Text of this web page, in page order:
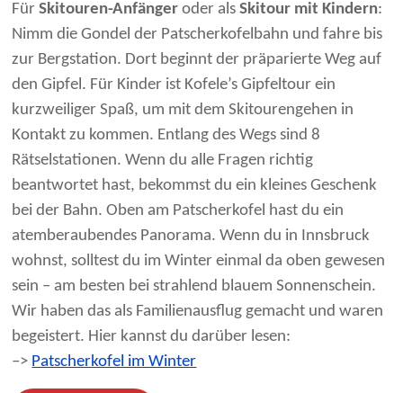
FürSkitouren-Anfänger oder alsSkitour mit Kindern:
Nimm die Gondel der Patscherkofelbahn und fahre bis
zur Bergstation. Dort beginnt der präparierte Weg auf
den Gipfel. Für Kinder ist Kofele’s Gipfeltour ein
kurzweiliger Spaß, um mit dem Skitourengehen in
Kontakt zu kommen. Entlang des Wegs sind 8
Rätselstationen. Wenn du alle Fragen richtig
beantwortet hast, bekommst du ein kleines Geschenk
bei der Bahn. Oben am Patscherkofel hast du ein
atemberaubendes Panorama. Wenn du in Innsbruck
wohnst, solltest du im Winter einmal da oben gewesen
sein – am besten bei strahlend blauem Sonnenschein.
Wir haben das als Familienausflug gemacht und waren
begeistert. Hier kannst du darüber lesen:
–> Patscherkofel im Winter